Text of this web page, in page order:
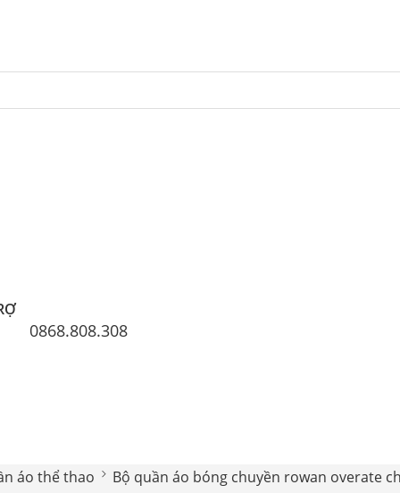
0868.808.308
áo thể thao Bộ quần áo bóng chuyền rowan overate